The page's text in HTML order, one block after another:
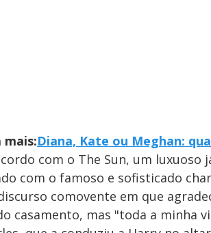
mais:Diana, Kate ou Meghan:
com o The Sun, um
com o famoso e sofisticado
comovente em que
casamento, mas "toda a minha